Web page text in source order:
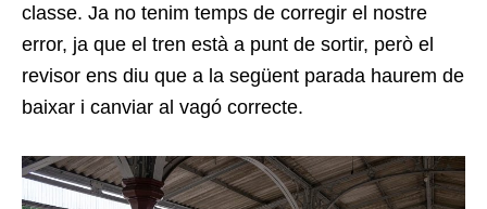
classe. Ja no tenim temps de corregir el nostre
error, ja que el tren està a punt de sortir, però el
revisor ens diu que a la següent parada haurem de
baixar i canviar al vagó correcte.